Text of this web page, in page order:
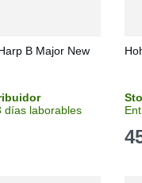
B Major New
días laborables